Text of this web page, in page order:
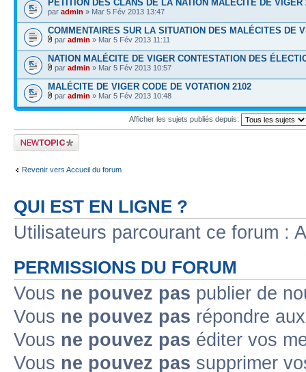
PETITION DES CLANS DE LA NATION MALÉCITE DE VIGER
par admin » Mar 5 Fév 2013 13:47
COMMENTAIRES SUR LA SITUATION DES MALÉCITES DE
par admin » Mar 5 Fév 2013 11:11
NATION MALÉCITE DE VIGER CONTESTATION DES
par admin » Mar 5 Fév 2013 10:57
MALÉCITE DE VIGER CODE DE VOTATION 2102
par admin » Mar 5 Fév 2013 10:48
Afficher les sujets publiés depuis:
Publier un nouveau
sujet
Revenir vers Accueil du forum
QUI EST EN LIGNE ?
Utilisateurs parcourant ce forum :
PERMISSIONS DU FORUM
Vous ne pouvez pas publier de
Vous ne pouvez pas répondre
Vous ne pouvez pas éditer vos
Vous ne pouvez pas supprimer